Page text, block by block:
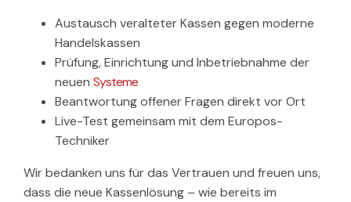
Austausch veralteter Kassen gegen moderne
Handelskassen
Prüfung, Einrichtung und Inbetriebnahme der
neuen Systeme
Beantwortung offener Fragen direkt vor Ort
Live-Test gemeinsam mit dem Europos-
Techniker
Wir bedanken uns für das Vertrauen und freuen uns,
dass die neue Kassenlösung – wie bereits im